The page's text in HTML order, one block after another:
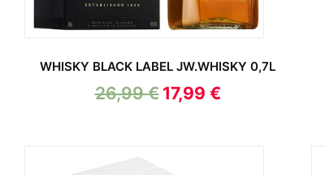
WHISKY BLACK LABEL JW.WHISKY 0,7L
26,99€ 17,99 €